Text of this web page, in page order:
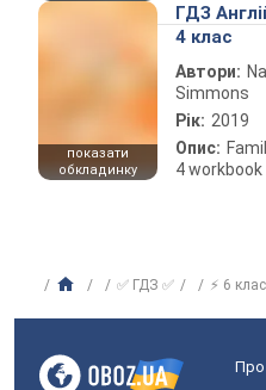
показати
обкладинку
ГДЗ
4 клас
Автори:
Simmons
Рік: 2019
Опис:
4
✅ ГДЗ ✅ ⚡ 6 клас
Про